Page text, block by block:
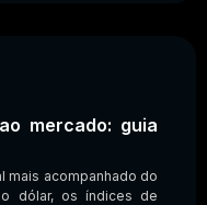
mercado: guia
mais acompanhado do
dólar, os índices de